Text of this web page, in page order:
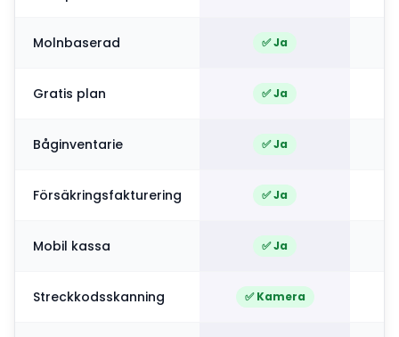
Molnbaserad ✅ Ja
Gratis plan ✅ Ja
Båginventarie ✅ Ja
Försäkringsfakturering ✅ Ja
Mobil kassa ✅ Ja
Streckkodsskanning ✅ Kamera